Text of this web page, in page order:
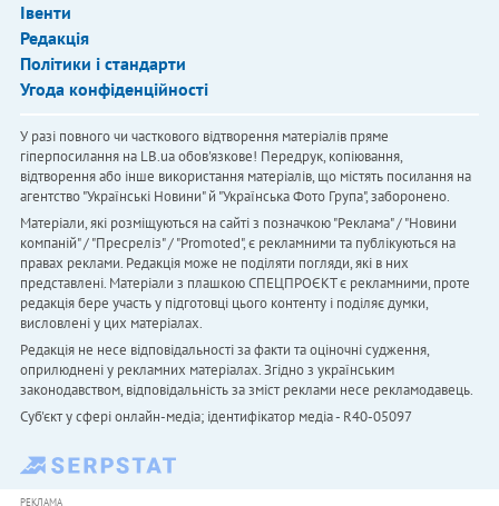
Івенти
Редакція
Політики і стандарти
Угода конфіденційності
У разі повного чи часткового відтворення матеріалів пряме
гіперпосилання на LB.ua обов'язкове! Передрук, копіювання,
відтворення або інше використання матеріалів, що містять посилання на
агентство "Українськi Новини" й "Українська Фото Група", заборонено.
Матеріали, які розміщуються на сайті з позначкою "Реклама" / "Новини
компаній" / "Пресреліз" / "Promoted", є рекламними та публікуються на
правах реклами. Редакція може не поділяти погляди, які в них
представлені. Матеріали з плашкою СПЕЦПРОЄКТ є рекламними, проте
редакція бере участь у підготовці цього контенту і поділяє думки,
висловлені у цих матеріалах.
Редакція не несе відповідальності за факти та оціночні судження,
оприлюднені у рекламних матеріалах. Згідно з українським
законодавством, відповідальність за зміст реклами несе рекламодавець.
Cуб'єкт у сфері онлайн-медіа; ідентифікатор медіа - R40-05097
РЕКЛАМА